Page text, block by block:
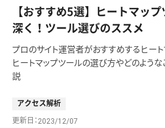
【おすすめ5選】ヒートマッ
深く！ツール選びのススメ
プロのサイト運営者がおすすめするヒート
ヒートマップツールの選び方やどのよう
説
アクセス解析
更新日 2023/12/07